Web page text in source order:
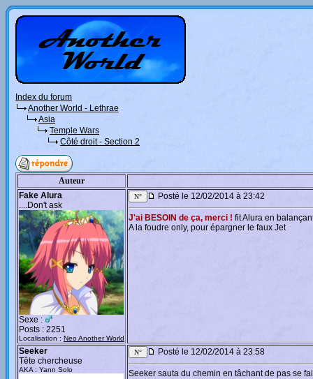
Index du forum
Another World - Lethrae
Asia
Temple Wars
Côté droit - Section 2
Auteur
Fake Alura
....Don't ask
Sexe :
Posts : 2251
Localisation : Neo Another World
Posté le 12/02/2014 à 23:42
J'ai BESOIN de ça, merci ! fit Alura en
A la foudre only, pour épargner le faux Jet
Seeker
Tête chercheuse
AKA : Yann Solo
Posté le 12/02/2014 à 23:58
Seeker sauta du chemin en tâchant de pas se